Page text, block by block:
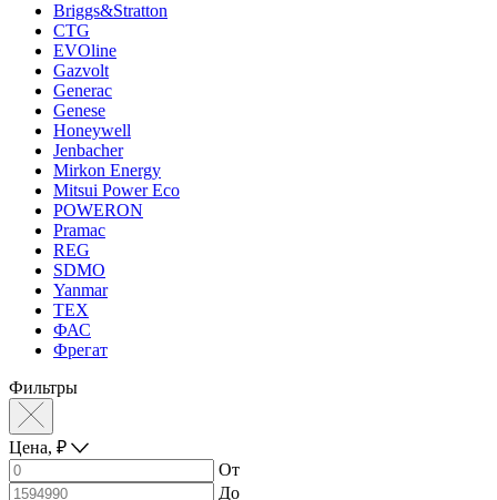
Briggs&Stratton
CTG
EVOline
Gazvolt
Generac
Genese
Honeywell
Jenbacher
Mirkon Energy
Mitsui Power Eco
POWERON
Pramac
REG
SDMO
Yanmar
ТЕХ
ФАС
Фрегат
Фильтры
Цена, ₽
От
До